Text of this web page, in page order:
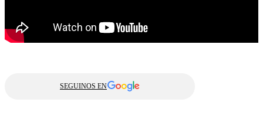
SEGUINOS EN